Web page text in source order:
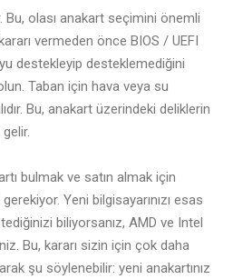
Bu, olası anakart seçimini önemli
vermeden önce BIOS / UEFI
destekleyip desteklemediğini
Taban için hava veya su
Bu, anakart üzerindeki deliklerin
bulmak ve satın almak için
Yeni bilgisayarınızı esas
biliyorsanız, AMD ve Intel
Bu, kararı sizin için çok daha
şu söylenebilir: yeni anakartınız